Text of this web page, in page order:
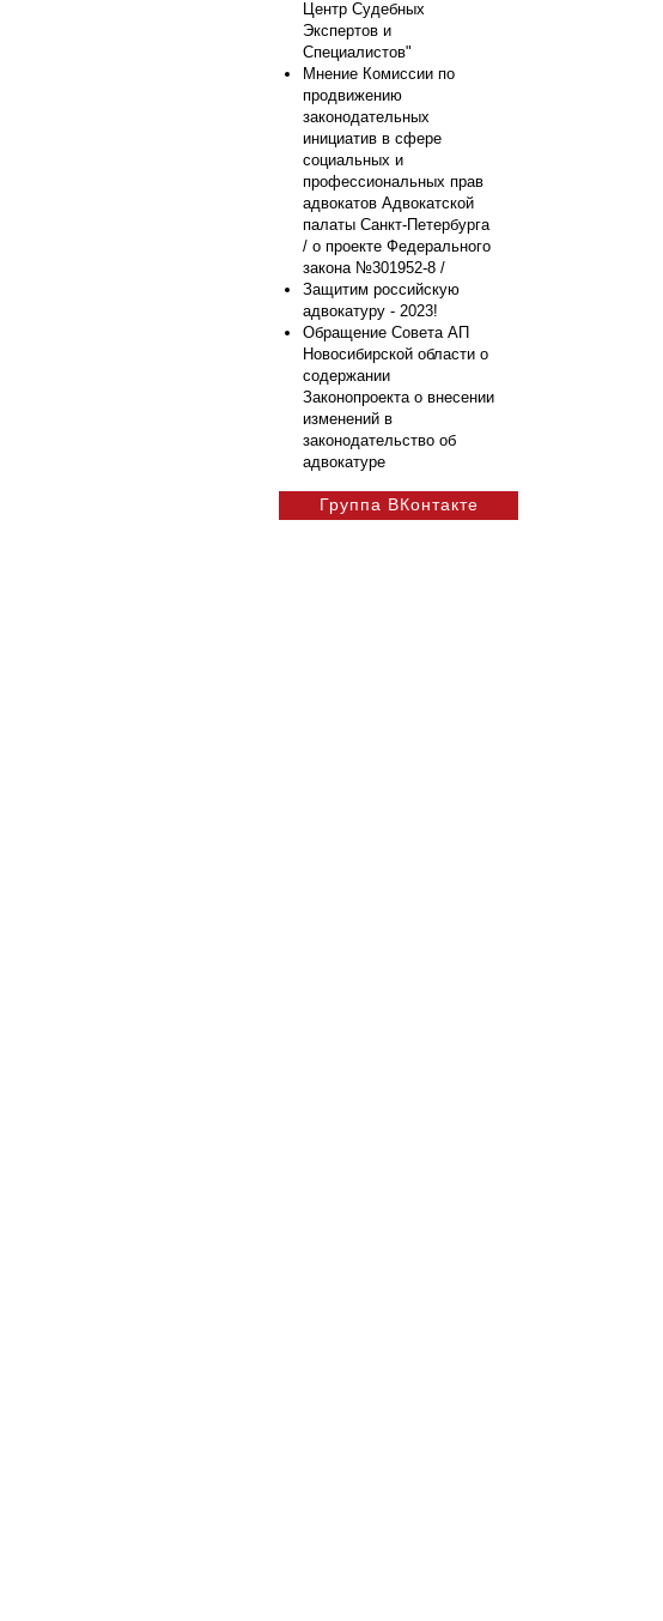
Центр Судебных
Экспертов и
Специалистов"
Мнение Комиссии по
продвижению
законодательных
инициатив в сфере
социальных и
профессиональных прав
адвокатов Адвокатской
палаты Санкт-Петербурга
/ о проекте Федерального
закона №301952-8 /
Защитим российскую
адвокатуру - 2023!
Обращение Совета АП
Новосибирской области о
содержании
Законопроекта о внесении
изменений в
законодательство об
адвокатуре
Группа ВКонтакте